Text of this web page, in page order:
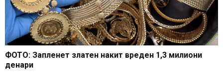
ФОТО: Запленет златен накит вреден 1,3 милиони
денари